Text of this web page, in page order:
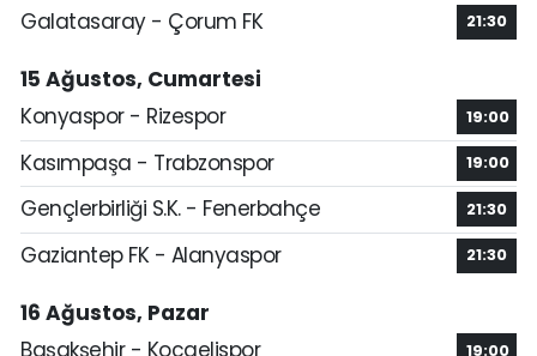
Galatasaray - Çorum FK
21:30
15 Ağustos, Cumartesi
Konyaspor - Rizespor
19:00
Kasımpaşa - Trabzonspor 19:00
Gençlerbirliği S.K. - Fenerbahçe 21:30
Gaziantep FK - Alanyaspor 21:30
16 Ağustos, Pazar
19:00